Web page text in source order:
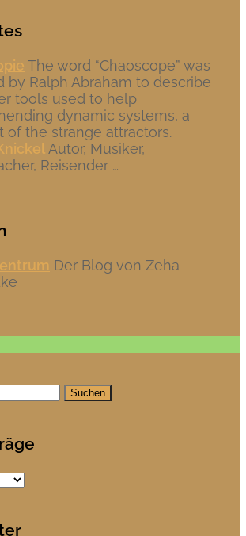
The word “Chaoscope” was
by Ralph Abraham to describe
tools used to help
dynamic systems, a
of the strange attractors.
Autor, Musiker,
Reisender …
Der Blog von Zeha